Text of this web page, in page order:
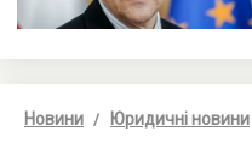
Новини Юридичні новини